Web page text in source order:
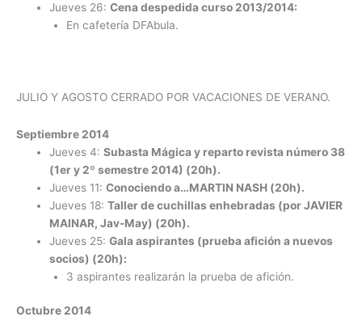
Jueves 26:Cena despedida curso 2013/2014:
En cafetería DFAbula.
JULIO Y AGOSTO CERRADO POR VACACIONES DE VERANO.
Septiembre 2014
Jueves 4:Subasta Mágica y reparto revista número 38
(1er y 2º semestre 2014) (20h).
Jueves 11:Conociendo a…MARTIN NASH (20h).
Jueves 18:Taller de cuchillas enhebradas (por JAVIER
MAINAR, Jav-May) (20h).
Jueves 25:Gala aspirantes (prueba afición a nuevos
socios) (20h):
3 aspirantes realizarán la prueba de afición.
Octubre 2014